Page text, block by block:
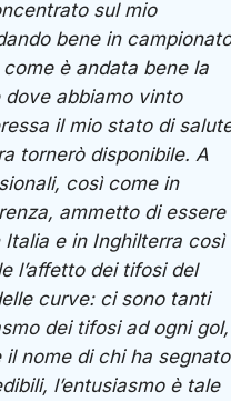
sul mio
bene in campionato
è andata bene la
dove abbiamo vinto
il mio stato di
tornerò disponibile. A
così come in
ammetto di essere
e in Inghilterra così
l’affetto dei tifosi del
curve: ci sono tanti
dei tifosi ad ogni gol,
nome di chi ha
l’entusiasmo è tale